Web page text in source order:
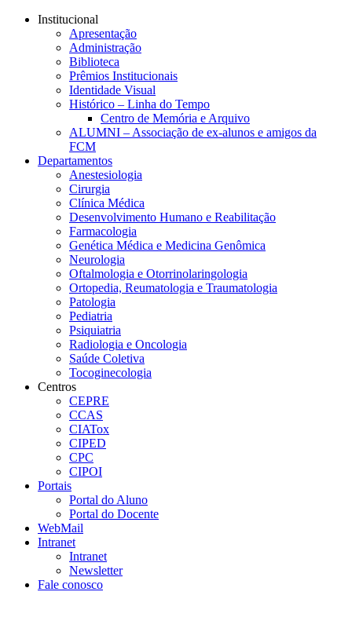
Conteúdo principal
Institucional
Apresentação
Administração
Biblioteca
Prêmios Institucionais
Identidade Visual
Histórico – Linha do Tempo
Centro de Memória e Arquivo
ALUMNI – Associação de ex-alunos e amigos da
FCM
Departamentos
Anestesiologia
Cirurgia
Clínica Médica
Desenvolvimento Humano e Reabilitação
Farmacologia
Genética Médica e Medicina Genômica
Neurologia
Oftalmologia e Otorrinolaringologia
Ortopedia, Reumatologia e Traumatologia
Patologia
Pediatria
Psiquiatria
Radiologia e Oncologia
Saúde Coletiva
Tocoginecologia
Centros
CEPRE
CCAS
CIATox
CIPED
CPC
CIPOI
Portais
Portal do Aluno
Portal do Docente
WebMail
Intranet
Intranet
Newsletter
Fale conosco